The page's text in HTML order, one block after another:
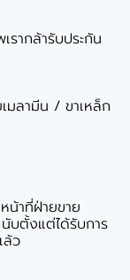
รากล้ารับประกัน
มลามีน / ขาเหล็ก
น้าที่ฝ่ายขาย
นับตั้งแต่ได้รับการ
ล้ว